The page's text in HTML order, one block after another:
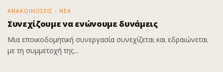
ΑΝΑΚΟΙΝΩΣΕΙΣ - ΝΕΑ
Συνεχίζουμε να ενώνουμε δυνάμεις
Μια εποικοδομητική συνεργασία συνεχίζεται και εδραιώνεται
με τη συμμετοχή της...